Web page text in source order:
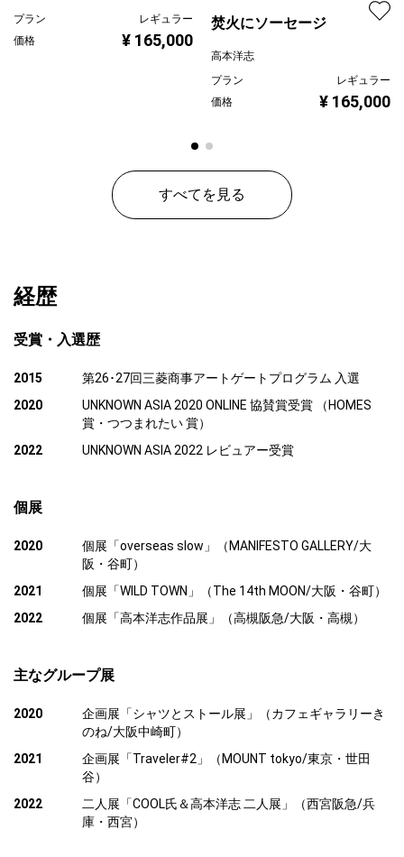
プラン
レギュラー
価格
¥ 165,000
焚火にソーセージ
高本洋志
プラン
レギュラー
価格
¥ 165,000
すべてを見る
経歴
受賞・入選歴
2015
第26･27回三菱商事アートゲートプログラム 入選
2020
UNKNOWN ASIA 2020 ONLINE 協賛賞受賞 （HOMES
賞・つつまれたい 賞）
2022
UNKNOWN ASIA 2022 レビュアー受賞
個展
2020
個展「overseas slow」（MANIFESTO GALLERY/大
阪・谷町）
2021
個展「WILD TOWN」（The 14th MOON/大阪・谷町）
2022
個展「高本洋志作品展」（高槻阪急/大阪・高槻）
主なグループ展
2020
企画展「シャツとストール展」（カフェギャラリーき
のね/大阪中崎町）
2021
企画展「Traveler#2」（MOUNT tokyo/東京・世田
谷）
2022
二人展「COOL氏＆高本洋志 二人展」（西宮阪急/兵
庫・西宮）